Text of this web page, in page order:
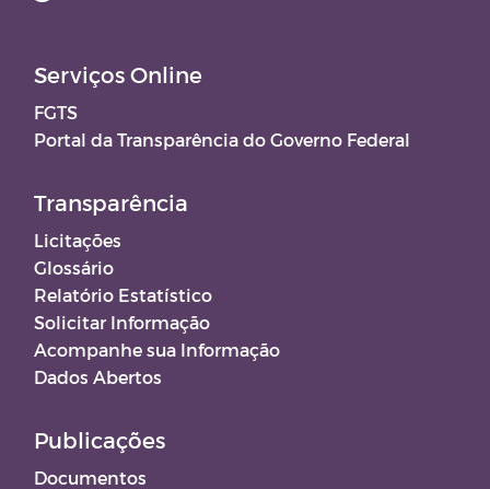
Serviços Online
FGTS
Portal da Transparência do Governo Federal
Transparência
Licitações
Glossário
Relatório Estatístico
Solicitar Informação
Acompanhe sua Informação
Dados Abertos
Publicações
Documentos